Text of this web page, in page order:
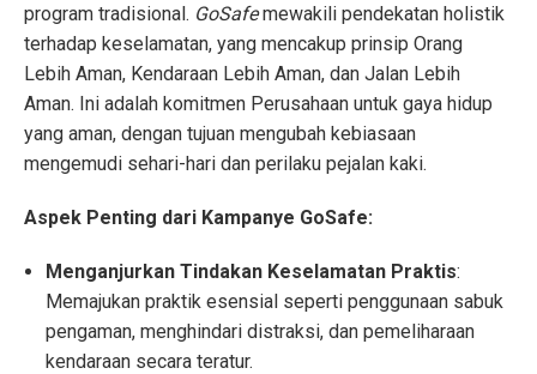
program tradisional. GoSafemewakili pendekatan holistik
terhadap keselamatan, yang mencakup prinsip Orang
Lebih Aman, Kendaraan Lebih Aman, dan Jalan Lebih
Aman. Ini adalah komitmen Perusahaan untuk gaya hidup
yang aman, dengan tujuan mengubah kebiasaan
mengemudi sehari-hari dan perilaku pejalan kaki.
Aspek Penting dari Kampanye GoSafe:
Menganjurkan Tindakan Keselamatan Praktis:
Memajukan praktik esensial seperti penggunaan sabuk
pengaman, menghindari distraksi, dan pemeliharaan
kendaraan secara teratur.